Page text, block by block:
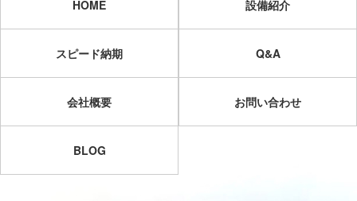
HOME 設備紹介
スピード納期 Q&A
会社概要 お問い合わせ
BLOG